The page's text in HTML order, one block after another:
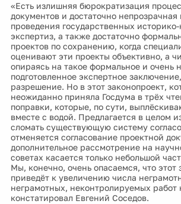
«Есть излишняя бюрократизация
документов и достаточно непрозрачная
проведения государственных
экспертиз, а также достаточно
проектов по сохранению, когда
оценивают эти проекты объективно, а
опираясь на такое формальное и очень
подготовленное экспертное
разрешение. Но в этот законопроект,
неожиданно приняла Госдума в трёх
поправки, которые, по сути,
вместе с водой. Предлагается в целом
сломать существующую систему
отменяется согласование проектной
дополнительное рассмотрение на
советах касается только небольшой
Мы, конечно, очень опасаемся, что этот
приведёт к увеличению числа
неграмотных, неконтролируемых работ
констатировал Евгений Соседов.